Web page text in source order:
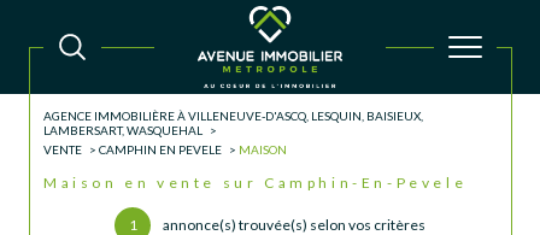
AGENCE IMMOBILIÈRE À VILLENEUVE-D'ASCQ, LESQUIN, BAISIEUX,
LAMBERSART, WASQUEHAL
VENTE
CAMPHIN EN PEVELE MAISON
Maison en vente sur Camphin-En-Pevele
1 annonce(s) trouvée(s) selon vos critères